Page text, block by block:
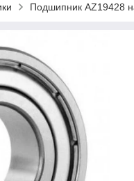
Подшипник AZ19428